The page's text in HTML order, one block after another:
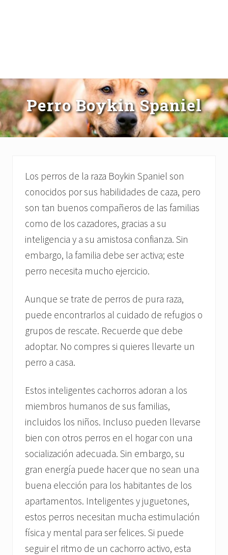
Perro Boykin Spaniel
Los perros de la raza Boykin Spaniel son
conocidos por sus habilidades de caza, pero
son tan buenos compañeros de las familias
como de los cazadores, gracias a su
inteligencia y a su amistosa confianza. Sin
embargo, la familia debe ser activa; este
perro necesita mucho ejercicio.
Aunque se trate de perros de pura raza,
puede encontrarlos al cuidado de refugios o
grupos de rescate. Recuerde que debe
adoptar. No compres si quieres llevarte un
perro a casa.
Estos inteligentes cachorros adoran a los
miembros humanos de sus familias,
incluidos los niños. Incluso pueden llevarse
bien con otros perros en el hogar con una
socialización adecuada. Sin embargo, su
gran energía puede hacer que no sean una
buena elección para los habitantes de los
apartamentos. Inteligentes y juguetones,
estos perros necesitan mucha estimulación
física y mental para ser felices. Si puede
seguir el ritmo de un cachorro activo, esta